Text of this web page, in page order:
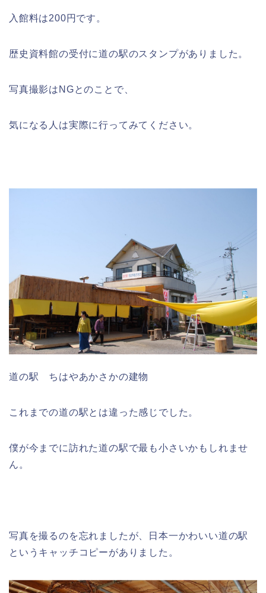
入館料は200円です。
歴史資料館の受付に道の駅のスタンプがありました。
写真撮影はNGとのことで、
気になる人は実際に行ってみてください。
道の駅 ちはやあかさかの建物
これまでの道の駅とは違った感じでした。
僕が今までに訪れた道の駅で最も小さいかもしれませ
ん。
写真を撮るのを忘れましたが、日本一かわいい道の駅
というキャッチコピーがありました。